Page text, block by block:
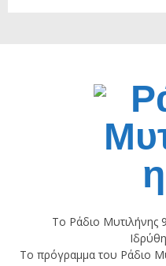
Το Ράδιο Μυτιλήνης
Το πρόγραμμα του Ράδιο